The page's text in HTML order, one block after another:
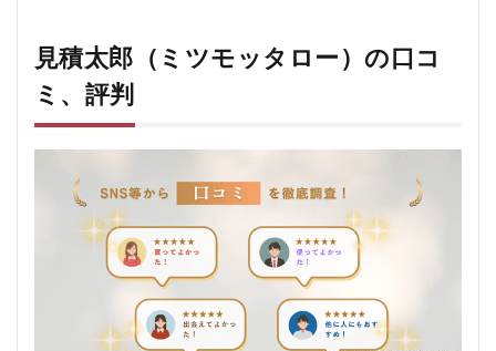
ツモ
ッタ
ー）
の口
コ
評判
1.1
見積
見積太郎（ミツモッタロー）の口コ
ミ、評判